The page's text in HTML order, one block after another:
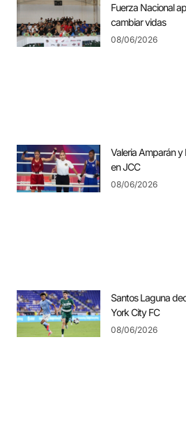
Fuerza Nacional
cambiar vidas
08/06/2026
Valeria Amparán y
en JCC
08/06/2026
Santos Laguna
York City FC
08/06/2026